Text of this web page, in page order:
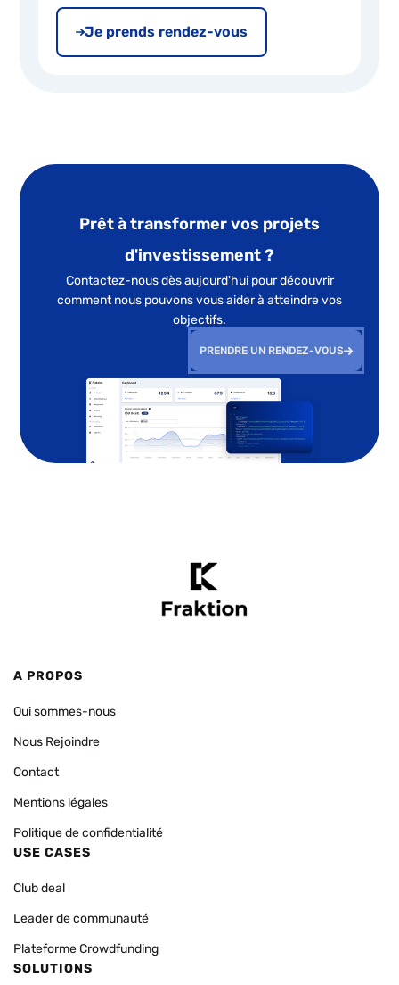
Je prends rendez-vous
Prêt à transformer vos projets
d'investissement ?
Contactez-nous dès aujourd'hui pour découvrir
comment nous pouvons vous aider à atteindre vos
objectifs.
PRENDRE UN RENDEZ-VOUS
A PROPOS
Qui sommes-nous
Nous Rejoindre
Contact
Mentions légales
Politique de confidentialité
USE CASES
Club deal
Leader de communauté
Plateforme Crowdfunding
SOLUTIONS